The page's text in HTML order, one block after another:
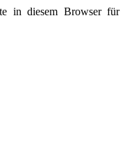
in diesem Browser für